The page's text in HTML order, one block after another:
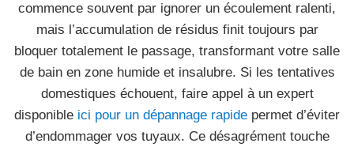
commence souvent par ignorer un écoulement ralenti,
mais l’accumulation de résidus finit toujours par
bloquer totalement le passage, transformant votre salle
de bain en zone humide et insalubre. Si les tentatives
domestiques échouent, faire appel à un expert
disponible ici pour un dépannage rapide permet d’éviter
d’endommager vos tuyaux. Ce désagrément touche